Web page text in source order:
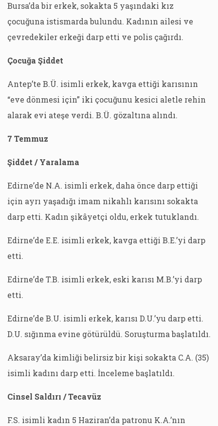
Bursa’da bir erkek, sokakta 5 yaşındaki kız
çocuğuna istismarda bulundu. Kadının ailesi ve
çevredekiler erkeği darp etti ve polis çağırdı.
Çocuğa Şiddet
Antep’te B.Ü. isimli erkek, kavga ettiği karısının
“eve dönmesi için” iki çocuğunu kesici aletle rehin
alarak evi ateşe verdi. B.Ü. gözaltına alındı.
7 Temmuz
Şiddet / Yaralama
Edirne’de N.A. isimli erkek, daha önce darp ettiği
için ayrı yaşadığı imam nikahlı karısını sokakta
darp etti. Kadın şikâyetçi oldu, erkek tutuklandı.
Edirne’de E.E. isimli erkek, kavga ettiği B.E.’yi darp
etti.
Edirne’de T.B. isimli erkek, eski karısı M.B.’yi darp
etti.
Edirne’de B.U. isimli erkek, karısı D.U.’yu darp etti.
D.U. sığınma evine götürüldü. Soruşturma başlatıldı.
Aksaray’da kimliği belirsiz bir kişi sokakta C.A. (35)
isimli kadını darp etti. İnceleme başlatıldı.
Cinsel Saldırı / Tecavüz
F.S. isimli kadın 5 Haziran’da patronu K.A.’nın